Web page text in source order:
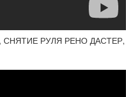
РУЛЯ РЕНО ДАСТЕР,